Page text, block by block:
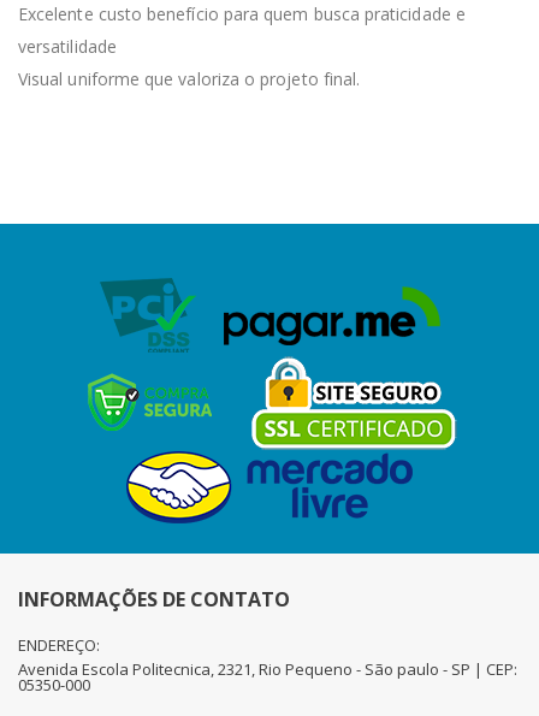
Excelente custo benefício para quem busca praticidade e
versatilidade
Visual uniforme que valoriza o projeto final.
INFORMAÇÕES DE CONTATO
ENDEREÇO:
Avenida Escola Politecnica, 2321, Rio Pequeno - São paulo - SP | CEP:
05350-000